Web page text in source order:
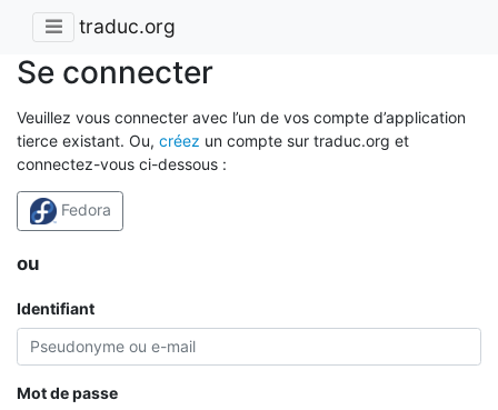
traduc.org
Se connecter
Veuillez vous connecter avec l’un de vos compte d’application
tierce existant. Ou, créez un compte sur traduc.org et
connectez-vous ci-dessous :
Fedora
ou
Identifiant
Mot de passe